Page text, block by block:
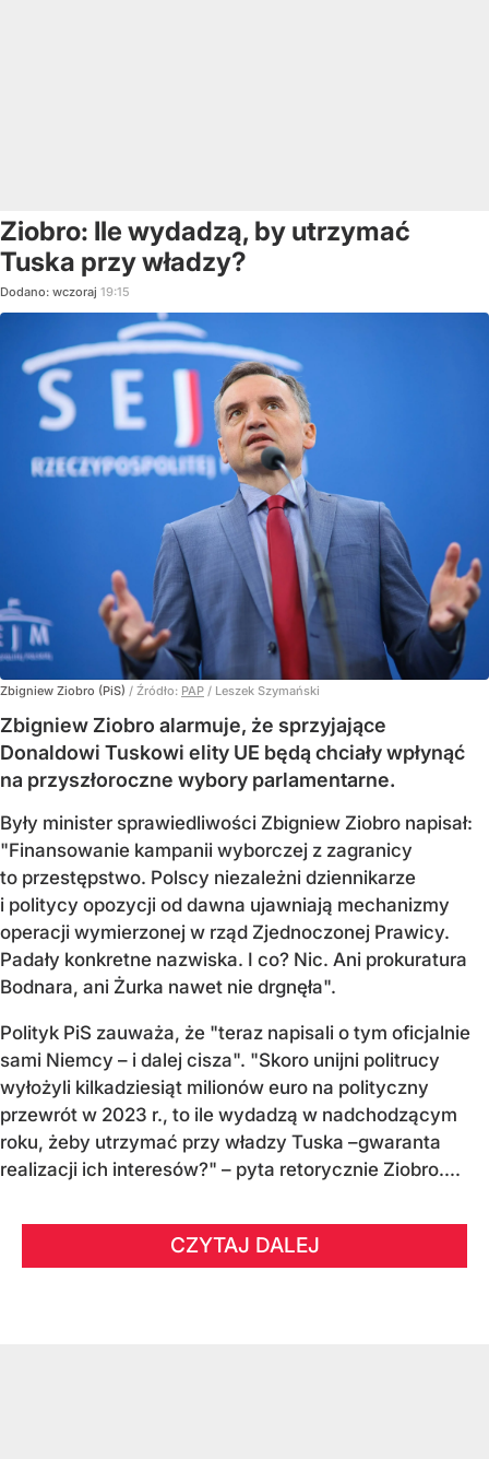
Ziobro: Ile wydadzą, by utrzymać
Tuska przy władzy?
Dodano: wczoraj 19:15
Zbigniew Ziobro (PiS) / Źródło: PAP / Leszek Szymański
Zbigniew Ziobro alarmuje, że sprzyjające
Donaldowi Tuskowi elity UE będą chciały wpłynąć
na przyszłoroczne wybory parlamentarne.
Były minister sprawiedliwości Zbigniew Ziobro napisał:
"Finansowanie kampanii wyborczej z zagranicy
to przestępstwo. Polscy niezależni dziennikarze
i politycy opozycji od dawna ujawniają mechanizmy
operacji wymierzonej w rząd Zjednoczonej Prawicy.
Padały konkretne nazwiska. I co? Nic. Ani prokuratura
Bodnara, ani Żurka nawet nie drgnęła".
Polityk PiS zauważa, że "teraz napisali o tym oficjalnie
sami Niemcy – i dalej cisza". "Skoro unijni politrucy
wyłożyli kilkadziesiąt milionów euro na polityczny
przewrót w 2023 r., to ile wydadzą w nadchodzącym
roku, żeby utrzymać przy władzy Tuska –gwaranta
realizacji ich interesów?" – pyta retorycznie Ziobro....
CZYTAJ DALEJ